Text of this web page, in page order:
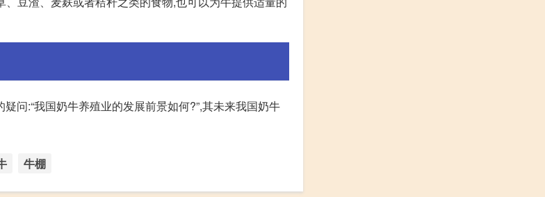
问:“我国奶牛养殖业的发展前景如何?”,其未来我国奶牛
牛棚